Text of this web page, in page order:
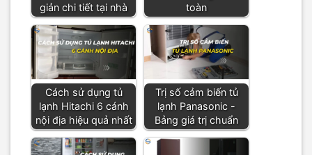
giản chi tiết tại nhà
toàn
Cách sử dụng tủ
lạnh Hitachi 6 cánh
nội địa hiệu quả nhất
Trị số cảm biến tủ
lạnh Panasonic -
Bảng giá trị chuẩn